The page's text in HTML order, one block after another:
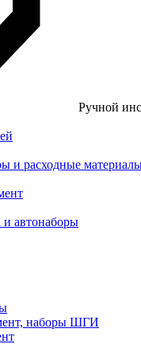
Ручной
и расходные
автонаборы
наборы ШГИ